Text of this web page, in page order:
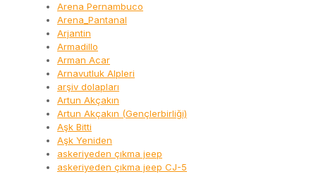
Arena Pernambuco
Arena_Pantanal
Arjantin
Armadillo
Arman Acar
Arnavutluk Alpleri
arşiv dolapları
Artun Akçakın
Artun Akçakın (Gençlerbirliği)
Aşk Bitti
Aşk Yeniden
askeriyeden çıkma jeep
askeriyeden çıkma jeep CJ-5